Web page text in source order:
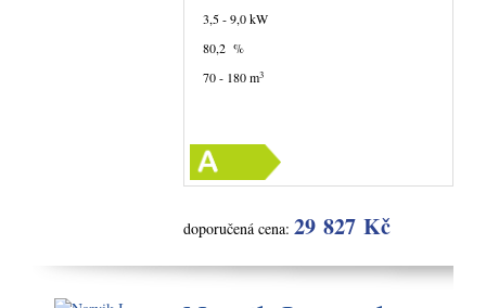
3,5 - 9,0 kW
80,2 %
70 - 180 m3
doporučená cena:29 827 Kč